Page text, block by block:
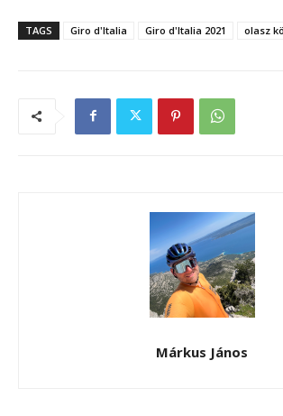
TAGS Giro d'Italia Giro d'Italia 2021 olasz
Márkus János